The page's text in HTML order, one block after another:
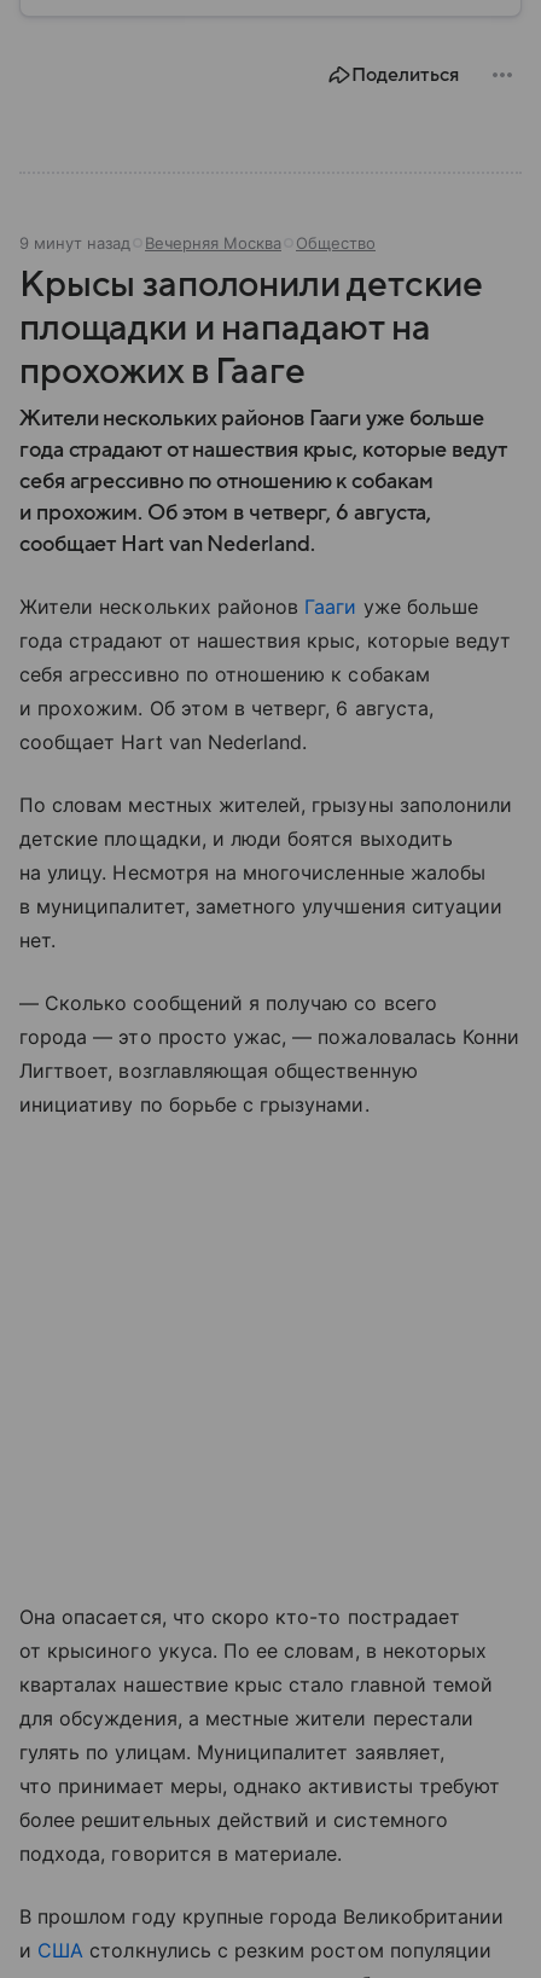
Поделиться
9 минут назад Вечерняя Москва Общество
Крысы заполонили детские
площадки и нападают на
прохожих в Гааге
Жители нескольких районов Гааги уже больше
года страдают от нашествия крыс, которые ведут
себя агрессивно по отношению к собакам
и прохожим. Об этом в четверг, 6 августа,
сообщает Hart van Nederland.
Жители нескольких районов Гааги уже больше
года страдают от нашествия крыс, которые ведут
себя агрессивно по отношению к собакам
и прохожим. Об этом в четверг, 6 августа,
сообщает Hart van Nederland.
По словам местных жителей, грызуны заполонили
детские площадки, и люди боятся выходить
на улицу. Несмотря на многочисленные жалобы
в муниципалитет, заметного улучшения ситуации
нет.
— Сколько сообщений я получаю со всего
города — это просто ужас, — пожаловалась Конни
Лигтвоет, возглавляющая общественную
инициативу по борьбе с грызунами.
Она опасается, что скоро кто-то пострадает
от крысиного укуса. По ее словам, в некоторых
кварталах нашествие крыс стало главной темой
для обсуждения, а местные жители перестали
гулять по улицам. Муниципалитет заявляет,
что принимает меры, однако активисты требуют
более решительных действий и системного
подхода, говорится в материале.
В прошлом году крупные города Великобритании
и США столкнулись с резким ростом популяции